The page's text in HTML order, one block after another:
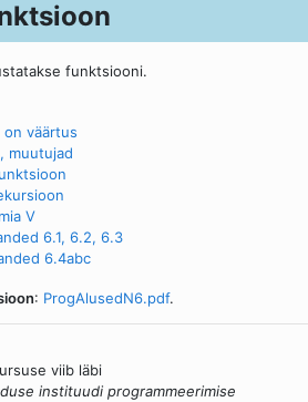
funktsiooni.
väärtus
muutujad
V
6.1, 6.2, 6.3
6.4abc
: ProgAlusedN6.pdf.
viib läbi
instituudi programmeerimise